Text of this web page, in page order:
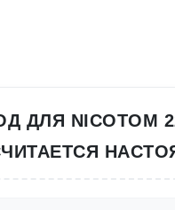
NICOTOM 22